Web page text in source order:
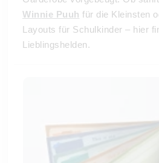
Winnie Puuh für die Kleinsten
Layouts für Schulkinder – hier
Lieblingshelden.